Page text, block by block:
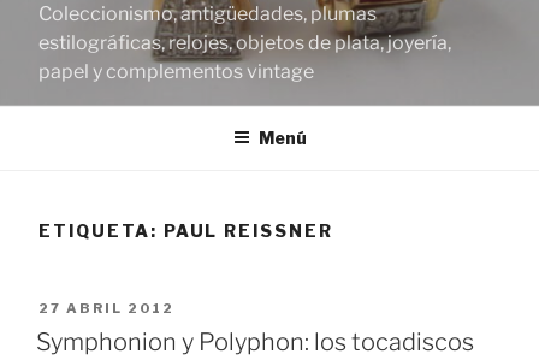
Coleccionismo, antigüedades, plumas
estilográficas, relojes, objetos de plata, joyería,
papel y complementos vintage
Menú
ETIQUETA: PAUL REISSNER
PUBLICADO
EL
27 ABRIL 2012
Symphonion y Polyphon: los tocadiscos